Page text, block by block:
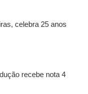
celebra 25 anos
recebe nota 4